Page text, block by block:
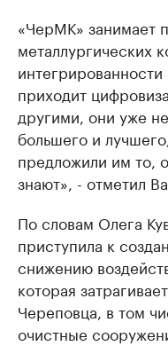
«ЧерМК» занимает
металлургических
приходит
другими, они уже
большего и
предложили им то,
знают», - отметил
По словам Олега
приступила к
снижению
которая
Череповца, в том
очистные